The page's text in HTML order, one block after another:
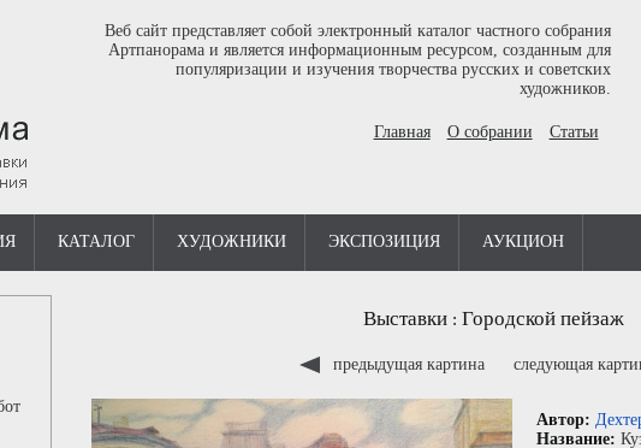
Веб сайт представляет собой электронный каталог частного собрания
Артпанорама и является информационным ресурсом, созданным для
популяризации и изучения творчества русских и советских
художников.
Главная О собрании Статьи
КАТАЛОГ ХУДОЖНИКИ ЭКСПОЗИЦИЯ АУКЦИОН
Выставки : Городской пейзаж
предыдущая картина следующая
Автор:
Название: